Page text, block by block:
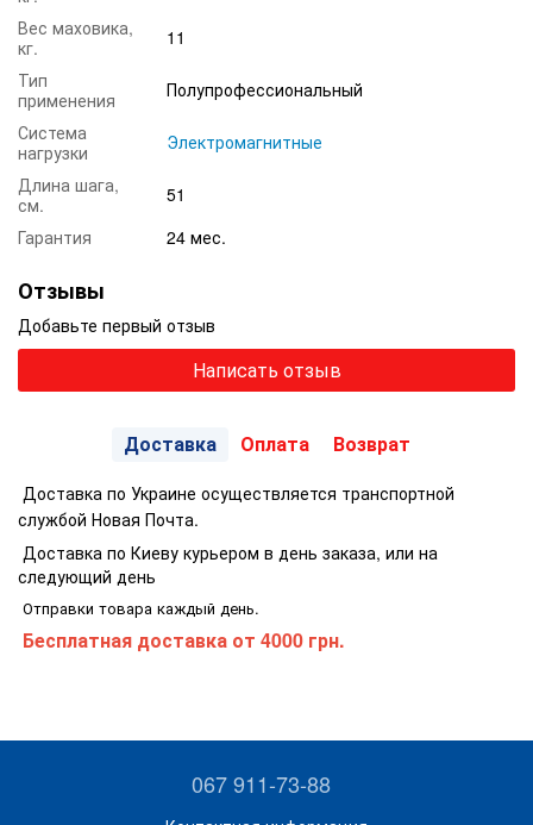
Вес маховика,
кг.
11
Тип
применения
Полупрофессиональный
Система
нагрузки
Электромагнитные
Длина шага,
см.
51
Гарантия
24 мес.
Отзывы
Добавьте первый отзыв
Написать отзыв
Доставка Оплата Возврат
Доставка по Украине осуществляется транспортной
службой Новая Почта.
Доставка по Киеву курьером в день заказа, или на
следующий день
Отправки товара каждый день.
Бесплатная доставка от 4000 грн.
067 911-73-88